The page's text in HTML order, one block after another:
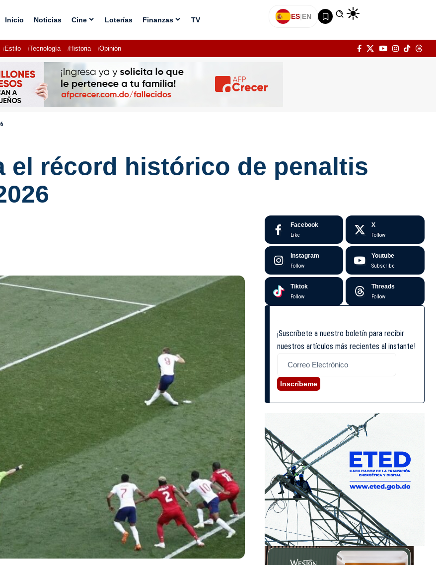
Inicio Noticias Cine Loterías Finanzas TV ES|EN
Estilo Tecnología Historia Opinión
el récord histórico de penaltis
Facebook
Like
X
Follow
Instagram
Follow
Youtube
Subscribe
Tiktok
Follow
Threads
Follow
¡Suscríbete a nuestro boletín para recibir
nuestros artículos más recientes al instante!
Inscríbeme